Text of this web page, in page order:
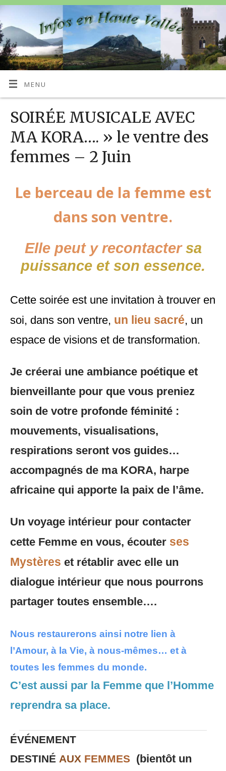
MENU
SOIRÉE MUSICALE AVEC
MA KORA…. » le ventre des
femmes – 2 Juin
Le berceau de la femme est
dans son ventre.
​Elle peut y recontactersa
puissance ​et son essence.
Cette soirée est une invitation à trouver en
soi, dans son ventre, un lieu sacré, un
espace de visions et de transformation.
Je créerai une ambiance poétique et
bienveillante pour que vous preniez
soin de votre profonde féminité :
mouvements, visualisations,
respirations seront vos guides…
accompagnés de ma KORA, harpe
africaine qui apporte la paix de l’âme.
Un voyage intérieur pour contacter
cette Femme en vous, écouter ses
Mystèreset rétablir avec elle un
dialogue intérieur que nous pourrons
partager toutes ensemble….
Nous restaurerons ainsi notre lien à
l’Amour, à la Vie, à nous-mêmes… et à
toutes les femmes du monde.
C’est aussi par la Femme que l’Homme
reprendra sa place.
ÉVÉNEMENT
DESTINÉ AUX FEMMES (bientôt un